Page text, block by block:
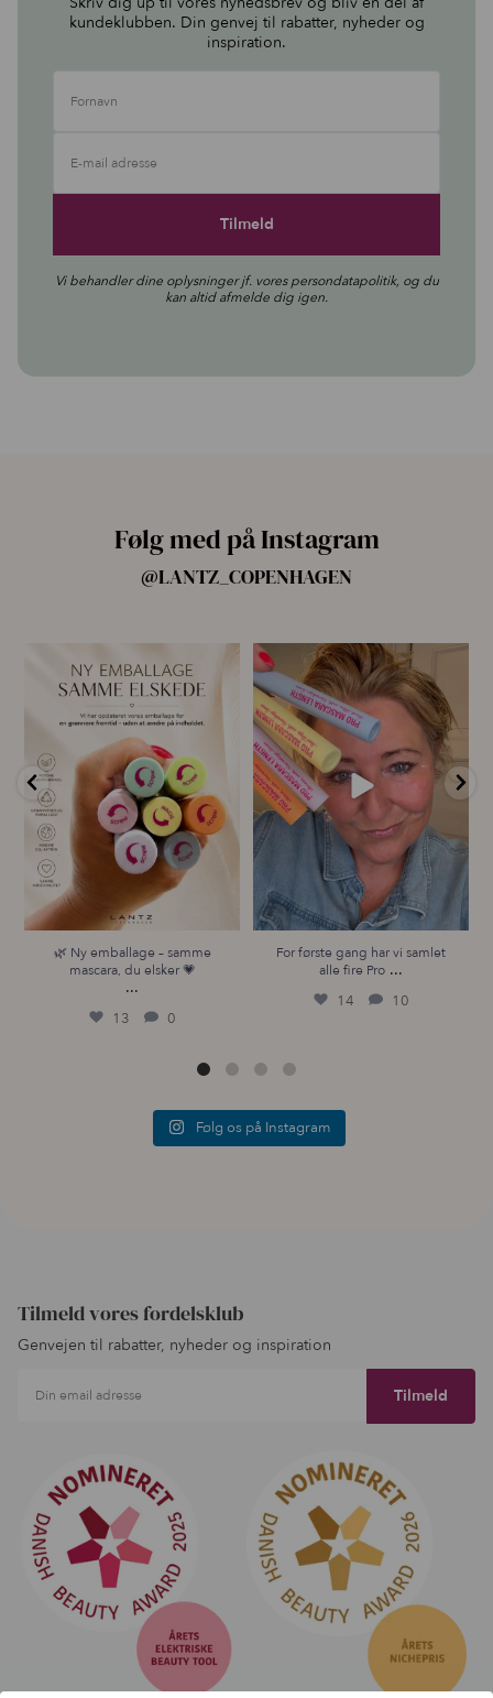
kundeklubben. Din genvej til rabatter, nyheder og
inspiration.
Fornavn
E-mail adresse
Vi behandler dine oplysninger jf. vorespersondatapolitik, og du
kan altid afmelde dig igen.
Følg med på Instagram
@LANTZ_COPENHAGEN
🌿 Ny emballage – samme
mascara, du elsker 💗
...
13
🌿 Ny emballage – samme
mascara, du elsker 💗
...
13 0
For første gang har vi samlet
alle fire Pro...
14
For første gang har vi samlet
alle fire Pro ...
14 10
Følg os på Instagram
Tilmeld vores fordelsklub
Genvejen til rabatter, nyheder og inspiration
Din email adresse